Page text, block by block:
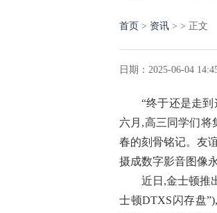
首页 > 资讯 > > 正文
日期：2025-06-04
“终于还是走
六月,高三同学们将
春的刻骨铭记。友
摄成数字影音图像
近日,金士顿推
士顿DTXS闪存盘